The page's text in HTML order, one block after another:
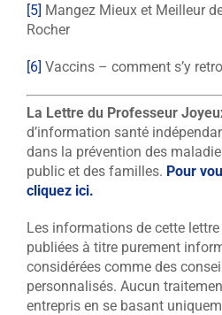
[5] Mangez Mieux et Meilleur
Rocher
[6] Vaccins – comment s’y
La Lettre du Professeur
d’information santé
dans la prévention des
public et des familles. Pour
cliquez ici.
Les informations de cette
publiées à titre purement
considérées comme des
personnalisés. Aucun
entrepris en se basant